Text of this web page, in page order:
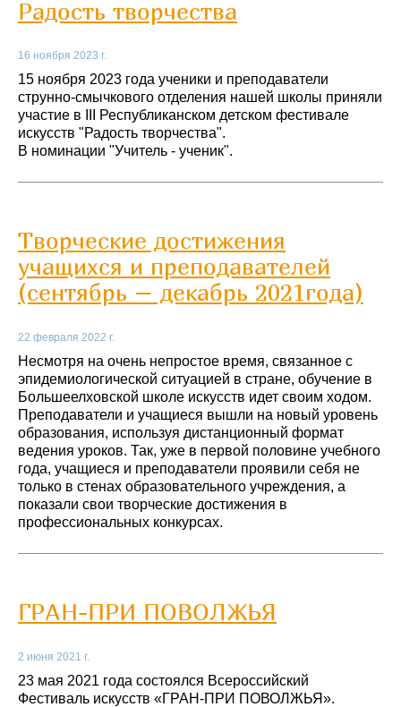
Радость творчества
16 ноября 2023 г.
15 ноября 2023 года ученики и преподаватели
струнно-смычкового отделения нашей школы приняли
участие в III Республиканском детском фестивале
искусств "Радость творчества".
В номинации "Учитель - ученик".
Творческие достижения
учащихся и преподавателей
(сентябрь – декабрь 2021года)
22 февраля 2022 г.
Несмотря на очень непростое время, связанное с
эпидемиологической ситуацией в стране, обучение в
Большеелховской школе искусств идет своим ходом.
Преподаватели и учащиеся вышли на новый уровень
образования, используя дистанционный формат
ведения уроков. Так, уже в первой половине учебного
года, учащиеся и преподаватели проявили себя не
только в стенах образовательного учреждения, а
показали свои творческие достижения в
профессиональных конкурсах.
ГРАН-ПРИ ПОВОЛЖЬЯ
2 июня 2021 г.
23 мая 2021 года состоялся Всероссийский
Фестиваль искусств «ГРАН-ПРИ ПОВОЛЖЬЯ».